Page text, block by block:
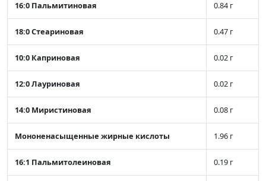
16:0 Пальмитиновая 0.84 г
18:0 Стеариновая 0.47 г
10:0 Каприновая 0.02 г
12:0 Лауриновая 0.02 г
14:0 Миристиновая 0.08 г
Мононенасыщенные жирные кислоты 1.96 г
16:1 Пальмитолеиновая 0.19 г